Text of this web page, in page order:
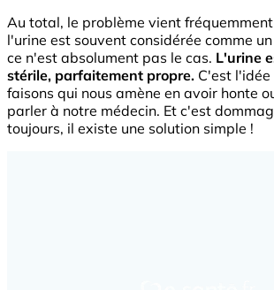
Au total, le problème vient
l'urine est souvent considérée comme
ce n'est absolument pas le cas. L'urine
stérile, parfaitement propre. C'est l'idée
faisons qui nous amène en avoir honte
parler à notre médecin. Et c'est
toujours, il existe une solution simple !